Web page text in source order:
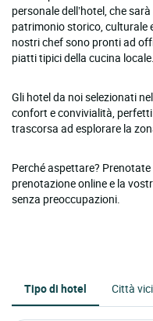
personale dell’hotel, che
patrimonio storico, culturale
nostri chef sono pronti ad
piatti tipici della cucina locale.
Gli hotel da noi selezionati
confort e convivialità,
trascorsa ad esplorare la
Perché aspettare?
prenotazione online e la
senza preoccupazioni.
Tipo di hotel Città